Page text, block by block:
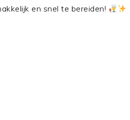
en snel te bereiden!